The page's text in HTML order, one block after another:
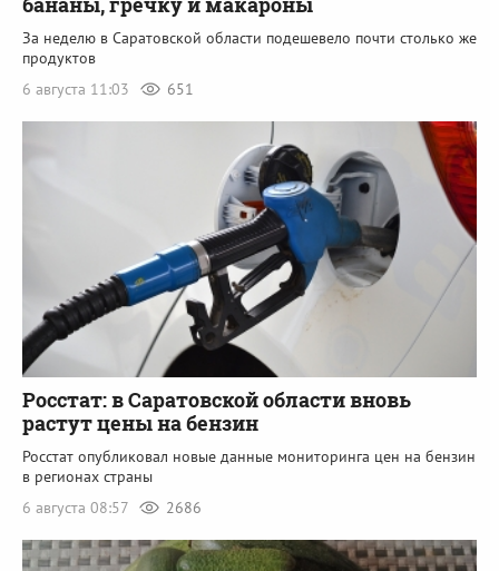
За неделю в Саратовской области подешевело почти столько же
продуктов
6 августа 11:03
651
Росстат: в Саратовской области вновь
растут цены на бензин
Росстат опубликовал новые данные мониторинга цен на бензин
в регионах страны
6 августа 08:57
2686